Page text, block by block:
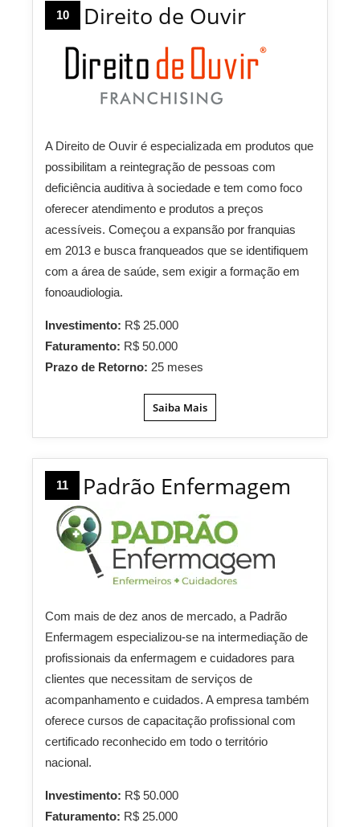
10 Direito de Ouvir
A Direito de Ouvir é especializada em produtos que
possibilitam a reintegração de pessoas com
deficiência auditiva à sociedade e tem como foco
oferecer atendimento e produtos a preços
acessíveis. Começou a expansão por franquias
em 2013 e busca franqueados que se identifiquem
com a área de saúde, sem exigir a formação em
fonoaudiologia.
Investimento: R$ 25.000
Faturamento: R$ 50.000
Prazo de Retorno: 25 meses
Saiba Mais
11 Padrão Enfermagem
Com mais de dez anos de mercado, a Padrão
Enfermagem especializou-se na intermediação de
profissionais da enfermagem e cuidadores para
clientes que necessitam de serviços de
acompanhamento e cuidados. A empresa também
oferece cursos de capacitação profissional com
certificado reconhecido em todo o território
nacional.
Investimento: R$ 50.000
Faturamento: R$ 25.000